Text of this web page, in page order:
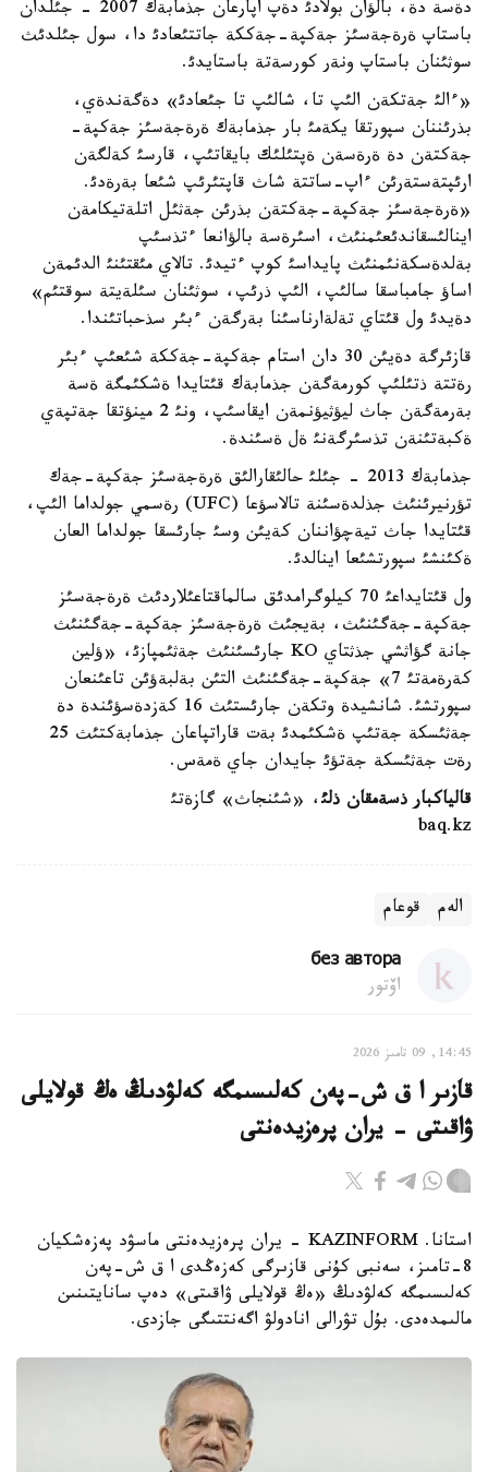
دةسة دة، بالؤان بولادئ دةپ اپارعان جذمابةك 2007 - جئلدان
باستاپ ةرةجةسئز جةكپة-جةككة جاتتئعادئ دا، سول جئلدئث
سوثئنان باستاپ ونةر كورسةتة باستايدئ.
«ءالئ جةتكةن الئپ تا، شالئپ تا جئعادئ» دةگةندةي،
بذرئننان سپورتقا يكةمئ بار جذمابةك ةرةجةسئز جةكپة-
جةكتةن دة ةرةسةن ةپتئلئك بايقاتئپ، قارسئ كةلگةن
ارئپتةستةرئن ءاپ-ساتتة شاث قاپتئرئپ شئعا بةرةدئ.
«ةرةجةسئز جةكپة-جةكتةن بذرئن جةثئل اتلةتيكامةن
اينالئسقاندئعئمنئث، اسئرةسة بالؤانعا ءتذسئپ
بةلدةسكةنئمنئث پايداسئ كوپ ءتيدئ. تالاي مئقتئنئ الدئمةن
اساؤ جامباسقا سالئپ، الئپ ذرئپ، سوثئنان سئلةيتة سوقتئم»
دةيدئ ول قئتاي تةلةارناسئنا بةرگةن ءبئر سذحباتئندا.
قازئرگة دةيئن 30 دان استام جةكپة-جةككة شئعئپ ءبئر
رةتتة ذتئلئپ كورمةگةن جذمابةك قئتايدا ةشكئمگة ةسة
بةرمةگةن جاث ليؤثيؤنمةن ايقاسئپ، ونئ 2 مينؤتقا جةتپةي
ةكبةتئنةن تذسئرگةنئ ةل ةسئندة.
جذمابةك 2013 - جئلئ حالئقارالئق ةرةجةسئز جةكپة-جةك
تؤرنيرئنئث جذلدةسئنة تالاسؤعا (UFC) رةسمي جولداما الئپ،
قئتايدا جاث تيةچؤاننان كةيئن وسئ جارئسقا جولداما العان
ةكئنشئ سپورتشئعا اينالدئ.
ول قئتايداعئ 70 كيلوگرامدئق سالماقتاعئلاردئث ةرةجةسئز
جةكپة-جةگئنئث، بةيجئث ةرةجةسئز جةكپة-جةگئنئث
جانة گؤاثشي جذثتاي KO جارئسئنئث جةثئمپازئ، «ؤلين
كةرةمةتئ 7» جةكپة-جةگئنئث التئن بةلبةؤئن تاعئنعان
سپورتشئ. شانشيدة وتكةن جارئستئث 16 كةزدةسؤئندة دة
جةثئسكة جةتئپ ةشكئمدئ بةت قاراتپاعان جذمابةكتئث 25
رةت جةثئسكة جةتؤئ جايدان جاي ةمةس.
قالياكبار ذسةمقان ذلئ، «شئنجاث» گازةتئ
baq.kz
الەم قوعام
без автора
اۆتور
14:45, 09 تامىز 2026
قازىر ا ق ش-پەن كەلىسىمگە كەلۋدىڭ ەڭ قولايلى
ۋاقىتى - يران پرەزيدەنتى
استانا. KAZINFORM - يران پرەزيدەنتى ماسۋد پەزەشكيان
8-تامىز، سەنبى كۇنى قازىرگى كەزەڭدى ا ق ش-پەن
كەلىسىمگە كەلۋدىڭ «ەڭ قولايلى ۋاقىتى» دەپ سانايتىنىن
مالىمدەدى. بۇل تۋرالى انادولۋ اگەنتتىگى جازدى.